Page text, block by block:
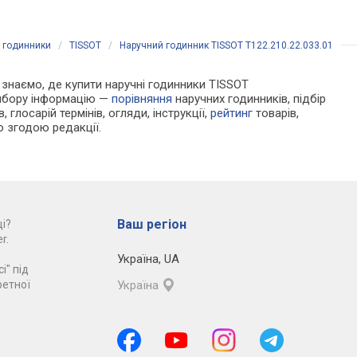
годинники / TISSOT / Наручний годинник TISSOT T122.210.22.033.01
де купити наручні годинники TISSOT
інформацію —порівняння наручних годинників, підбір
термінів, огляди, інструкції,рейтинг товарів,
згодою редакції.
під
Ваш регіон
Україна, UA
Україна